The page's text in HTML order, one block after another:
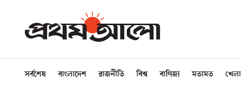
সর্বশেষ বাংলাদেশ রাজনীতি বিশ্ব বাণিজ্য মতামত খেলা